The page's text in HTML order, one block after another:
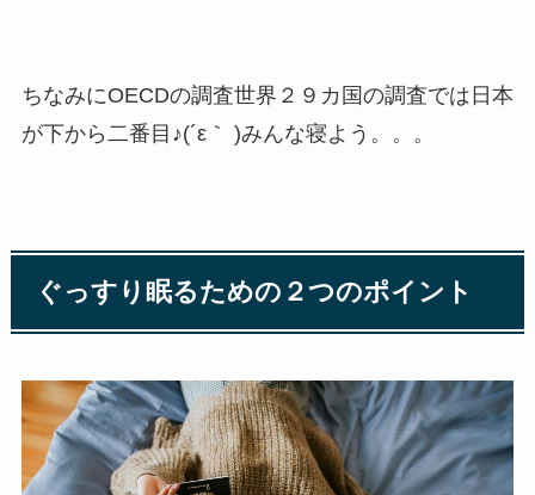
ちなみにOECDの調査世界２９カ国の調査では日本
が下から二番目♪(´ε｀ )みんな寝よう。。。
ぐっすり眠るための２つのポイント